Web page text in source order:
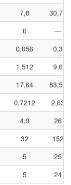
7,8
30,75
0
—
0,056
0,3
1,512
9,6
17,64
83,58
0,7212
2,63
4,9
26
32
152
5
25
5 24